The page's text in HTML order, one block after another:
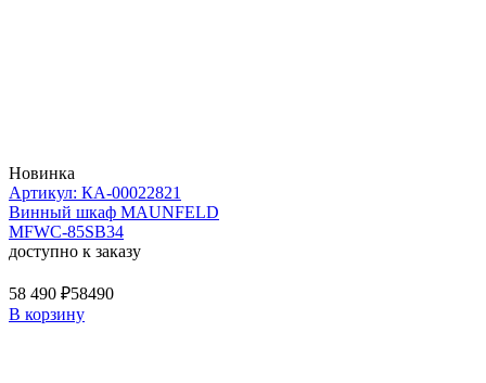
Новинка
Артикул: КА-00022821
Винный шкаф MAUNFELD
MFWC-85SB34
доступно к заказу
58 490 ₽58490
В корзину